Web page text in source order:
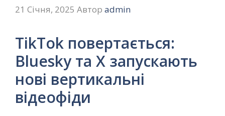
21 Січня, 2025 Автор admin
TikTok повертається:
Bluesky та X запускають
нові вертикальні
відеофіди